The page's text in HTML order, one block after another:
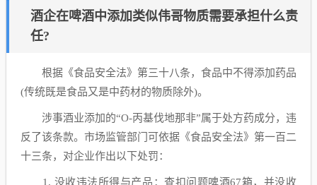
酒企在啤酒中添加类似伟哥物质需要承担什么责
任?
根据《食品安全法》第三十八条，食品中不得添加药品
(传统既是食品又是中药材的物质除外)。
涉事酒业添加的“O-丙基伐地那非”属于处方药成分，违
反了该条款。市场监管部门可依据《食品安全法》第一百二
十三条，对企业作出以下处罚：
1. 没收违法所得与产品：查扣问题啤酒67箱，并没收